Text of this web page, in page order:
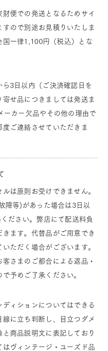
便での発送となるためサイ
ので別途お見積りいたしま
国一律1,100円（税込）とな
3日以内（ご決済確認日を
せ品につきましては発送ま
ーカー欠品やその他の理由で
ご連絡させていただきま
は原則お受けできません。
障等)があった場合は3日以
ださい。弊店にて配送料負
ます。代替品がご用意でき
ただく場合がございます。
さまのご都合による返品・
予めご了承ください。
ィションについてはできる
に立ち判断し、目立つダメ
商品説明文に表記しており
ヴィンテージ・ユーズド品